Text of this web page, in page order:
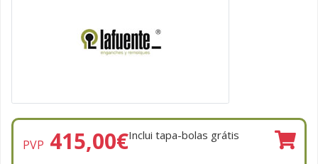
PVP 415,00€Inclui tapa-bolas grátis